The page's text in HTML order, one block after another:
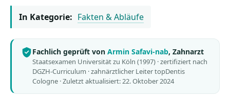
In Kategorie: Fakten & Abläufe
Fachlich geprüft von Armin Safavi-nab, Zahnarzt
Staatsexamen Universität zu Köln (1997) · zertifiziert nach
DGZH-Curriculum · zahnärztlicher Leiter topDentis
Cologne ·Zuletzt aktualisiert: 22. Oktober 2024